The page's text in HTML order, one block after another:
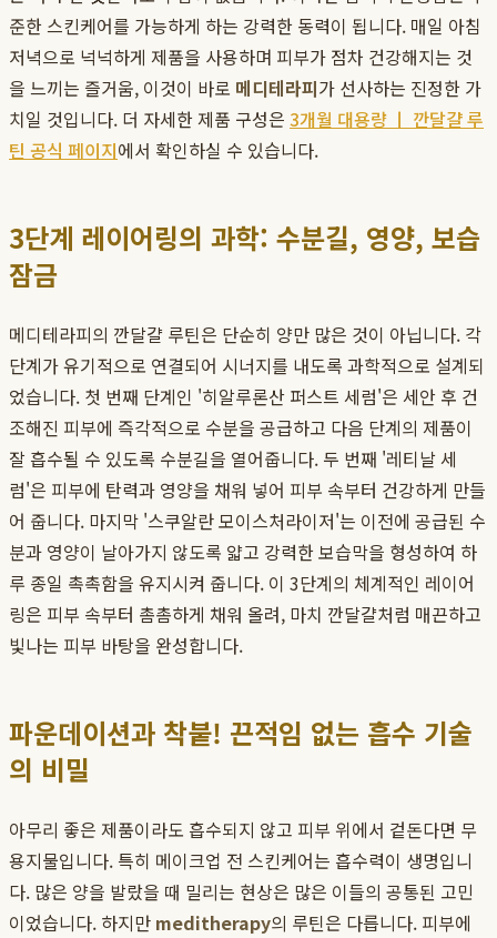
준한 스킨케어를 가능하게 하는 강력한 동력이 됩니다. 매일 아침
저녁으로 넉넉하게 제품을 사용하며 피부가 점차 건강해지는 것
을 느끼는 즐거움, 이것이 바로 메디테라피가 선사하는 진정한 가
치일 것입니다. 더 자세한 제품 구성은 3개월 대용량 ㅣ 깐달걀 루
틴 공식 페이지에서 확인하실 수 있습니다.
3단계 레이어링의 과학: 수분길, 영양, 보습
잠금
메디테라피의 깐달걀 루틴은 단순히 양만 많은 것이 아닙니다. 각
단계가 유기적으로 연결되어 시너지를 내도록 과학적으로 설계되
었습니다. 첫 번째 단계인 '히알루론산 퍼스트 세럼'은 세안 후 건
조해진 피부에 즉각적으로 수분을 공급하고 다음 단계의 제품이
잘 흡수될 수 있도록 수분길을 열어줍니다. 두 번째 '레티날 세
럼'은 피부에 탄력과 영양을 채워 넣어 피부 속부터 건강하게 만들
어 줍니다. 마지막 '스쿠알란 모이스처라이저'는 이전에 공급된 수
분과 영양이 날아가지 않도록 얇고 강력한 보습막을 형성하여 하
루 종일 촉촉함을 유지시켜 줍니다. 이 3단계의 체계적인 레이어
링은 피부 속부터 촘촘하게 채워 올려, 마치 깐달걀처럼 매끈하고
빛나는 피부 바탕을 완성합니다.
파운데이션과 착붙! 끈적임 없는 흡수 기술
의 비밀
아무리 좋은 제품이라도 흡수되지 않고 피부 위에서 겉돈다면 무
용지물입니다. 특히 메이크업 전 스킨케어는 흡수력이 생명입니
다. 많은 양을 발랐을 때 밀리는 현상은 많은 이들의 공통된 고민
이었습니다. 하지만 meditherapy의 루틴은 다릅니다. 피부에